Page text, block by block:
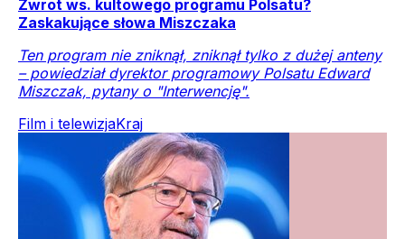
Zwrot ws. kultowego programu Polsatu?
Zaskakujące słowa Miszczaka
Ten program nie zniknął, zniknął tylko z dużej anteny
– powiedział dyrektor programowy Polsatu Edward
Miszczak, pytany o "Interwencję".
Film i telewizjaKraj